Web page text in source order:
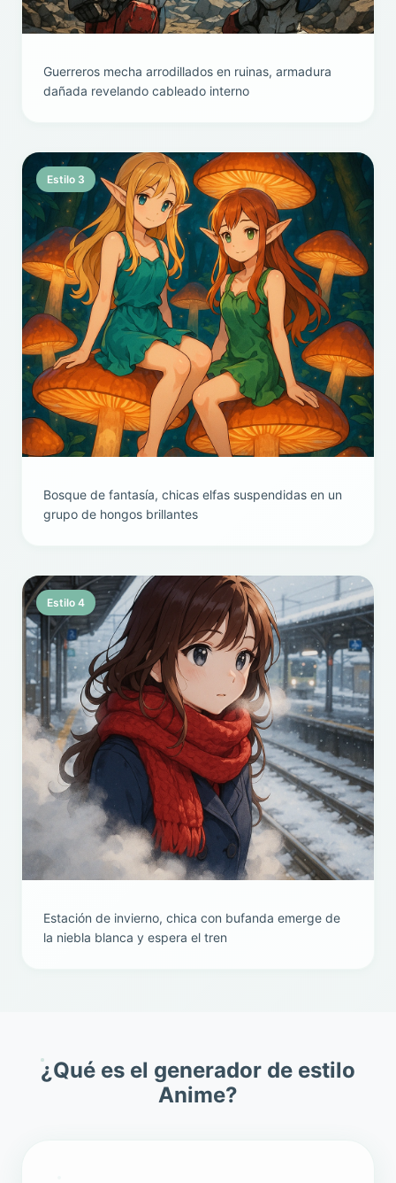
Guerreros mecha arrodillados en ruinas, armadura
dañada revelando cableado interno
Estilo 3
Bosque de fantasía, chicas elfas suspendidas en un
grupo de hongos brillantes
Estilo 4
Estación de invierno, chica con bufanda emerge de
la niebla blanca y espera el tren
¿Qué es el generador de estilo
Anime?